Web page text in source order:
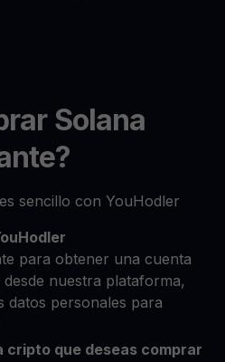
Solana
sencillo con YouHodler
para obtener una cuenta
nuestra plataforma,
datos personales para
cripto que deseas comprar